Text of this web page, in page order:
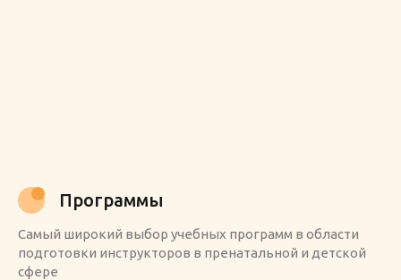
Программы
Самый широкий выбор учебных программ в области
подготовки инструкторов в пренатальной и детской
сфере